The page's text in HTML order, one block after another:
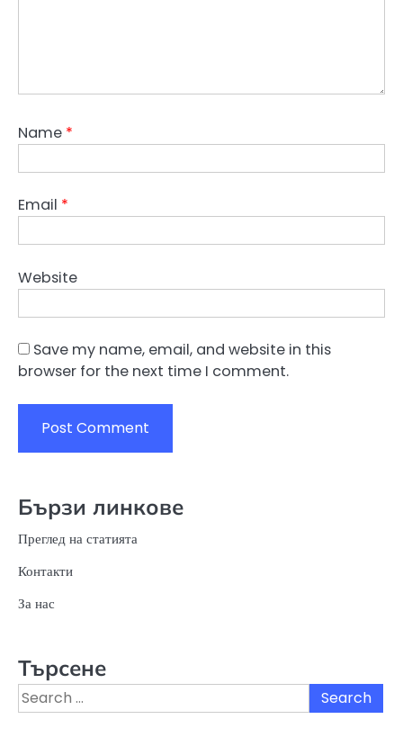
Name *
Email *
Website
Save my name, email, and website in this
browser for the next time I comment.
Бързи линкове
Преглед на статията
Контакти
За нас
Търсене
Search
for: